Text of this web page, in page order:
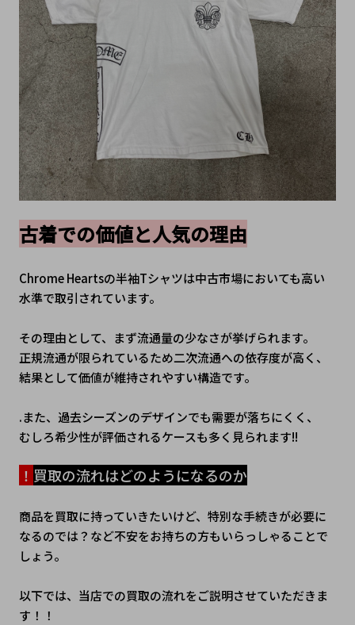
古着での価値と人気の理由
Chrome Heartsの半袖Tシャツは中古市場においても高い
水準で取引されています。
その理由として、まず流通量の少なさが挙げられます。
正規流通が限られているため二次流通への依存度が高く、
結果として価値が維持されやすい構造です。
.また、過去シーズンのデザインでも需要が落ちにくく、
むしろ希少性が評価されるケースも多く見られます!!
！ 買取の流れはどのようになるのか
商品を買取に持っていきたいけど、特別な手続きが必要に
なるのでは？など不安をお持ちの方もいらっしゃることで
しょう。
以下では、当店での買取の流れをご説明させていただきま
す！！